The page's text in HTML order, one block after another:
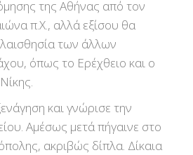
της Αθήνας από τον
π.Χ., αλλά εξίσου θα
των άλλων
όπως το Ερέχθειο και ο
και γνώρισε την
Αμέσως μετά πήγαινε στο
ακριβώς δίπλα. Δίκαια